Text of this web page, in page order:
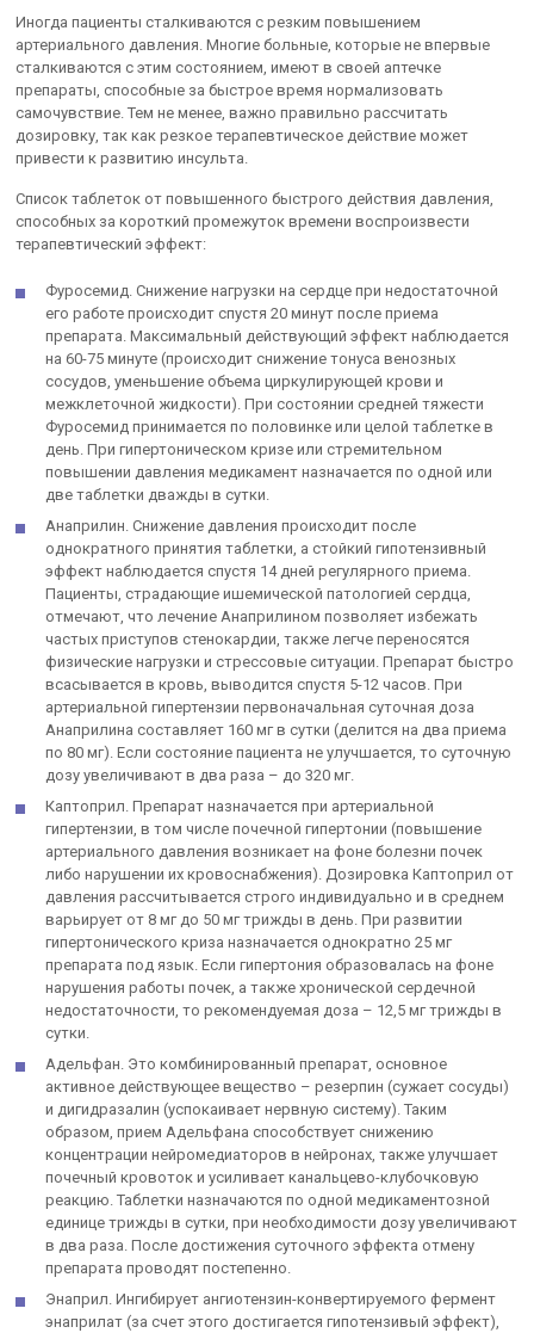
Иногда пациенты сталкиваются с резким повышением
артериального давления. Многие больные, которые не впервые
сталкиваются с этим состоянием, имеют в своей аптечке
препараты, способные за быстрое время нормализовать
самочувствие. Тем не менее, важно правильно рассчитать
дозировку, так как резкое терапевтическое действие может
привести к развитию инсульта.
Список таблеток от повышенного быстрого действия давления,
способных за короткий промежуток времени воспроизвести
терапевтический эффект:
Фуросемид. Снижение нагрузки на сердце при недостаточной
его работе происходит спустя 20 минут после приема
препарата. Максимальный действующий эффект наблюдается
на 60-75 минуте (происходит снижение тонуса венозных
сосудов, уменьшение объема циркулирующей крови и
межклеточной жидкости). При состоянии средней тяжести
Фуросемид принимается по половинке или целой таблетке в
день. При гипертоническом кризе или стремительном
повышении давления медикамент назначается по одной или
две таблетки дважды в сутки.
Анаприлин. Снижение давления происходит после
однократного принятия таблетки, а стойкий гипотензивный
эффект наблюдается спустя 14 дней регулярного приема.
Пациенты, страдающие ишемической патологией сердца,
отмечают, что лечение Анаприлином позволяет избежать
частых приступов стенокардии, также легче переносятся
физические нагрузки и стрессовые ситуации. Препарат быстро
всасывается в кровь, выводится спустя 5-12 часов. При
артериальной гипертензии первоначальная суточная доза
Анаприлина составляет 160 мг в сутки (делится на два приема
по 80 мг). Если состояние пациента не улучшается, то суточную
дозу увеличивают в два раза – до 320 мг.
Каптоприл. Препарат назначается при артериальной
гипертензии, в том числе почечной гипертонии (повышение
артериального давления возникает на фоне болезни почек
либо нарушении их кровоснабжения). Дозировка Каптоприл от
давления рассчитывается строго индивидуально и в среднем
варьирует от 8 мг до 50 мг трижды в день. При развитии
гипертонического криза назначается однократно 25 мг
препарата под язык. Если гипертония образовалась на фоне
нарушения работы почек, а также хронической сердечной
недостаточности, то рекомендуемая доза – 12,5 мг трижды в
сутки.
Адельфан. Это комбинированный препарат, основное
активное действующее вещество – резерпин (сужает сосуды)
и дигидразалин (успокаивает нервную систему). Таким
образом, прием Адельфана способствует снижению
концентрации нейромедиаторов в нейронах, также улучшает
почечный кровоток и усиливает канальцево-клубочковую
реакцию. Таблетки назначаются по одной медикаментозной
единице трижды в сутки, при необходимости дозу увеличивают
в два раза. После достижения суточного эффекта отмену
препарата проводят постепенно.
Энаприл. Ингибирует ангиотензин-конвертируемого фермент
энаприлат (за счет этого достигается гипотензивый эффект),